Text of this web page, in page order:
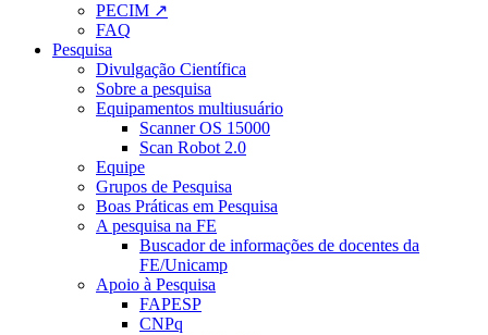
PECIM ↗
FAQ
Pesquisa
Divulgação Científica
Sobre a pesquisa
Equipamentos multiusuário
Scanner OS 15000
Scan Robot 2.0
Equipe
Grupos de Pesquisa
Boas Práticas em Pesquisa
A pesquisa na FE
Buscador de informações de docentes da
FE/Unicamp
Apoio à Pesquisa
FAPESP
CNPq